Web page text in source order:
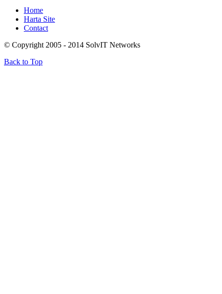
Home
Harta Site
Contact
© Copyright 2005 - 2014 SolvIT Networks
Back to Top